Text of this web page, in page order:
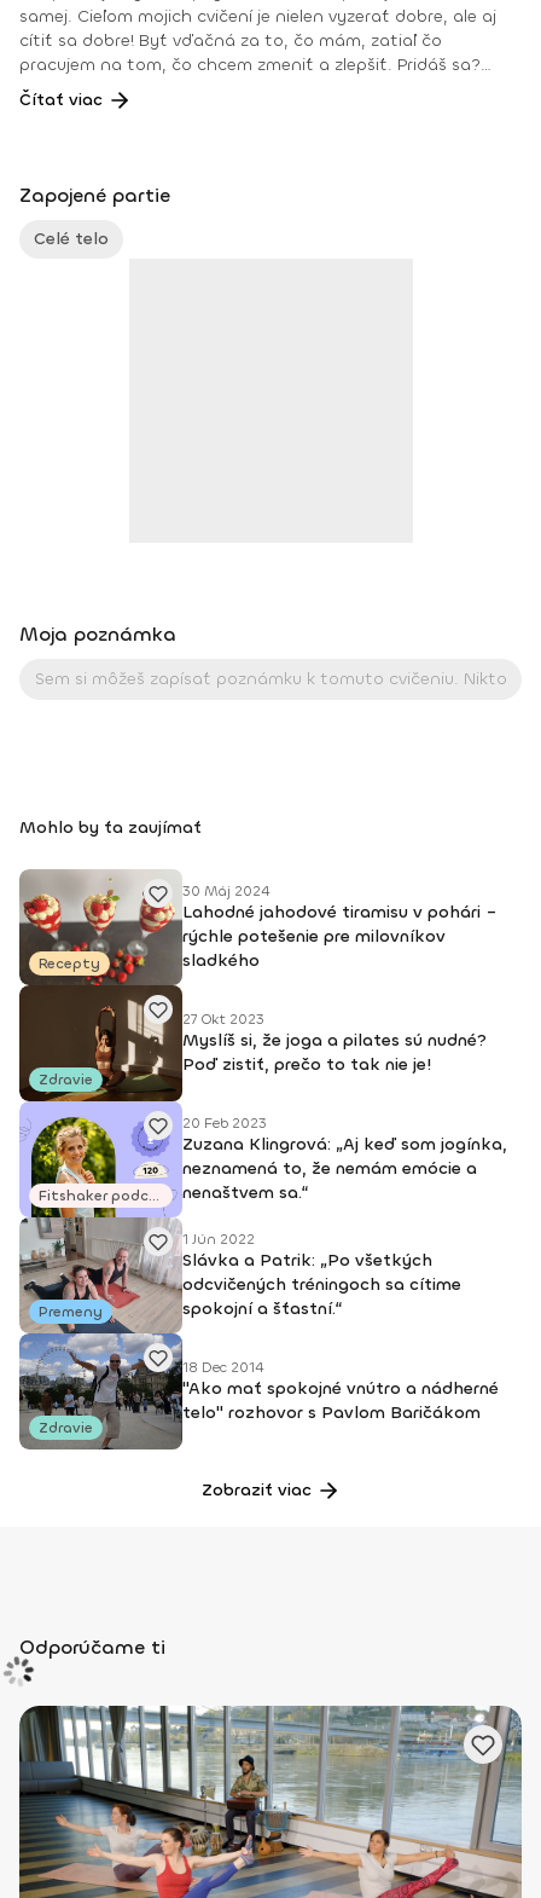
samej. Cieľom mojich cvičení je nielen vyzerať dobre, ale aj
cítiť sa dobre! Byť vďačná za to, čo mám, zatiaľ čo
pracujem na tom, čo chcem zmeniť a zlepšiť. Pridáš sa?
Teším sa na teba na online lekciách vo Fitshakeri, aj vo
Fitshaker podcaste! Taktiež osobne na mojich hodinách v
týchto stránkach: FB: www.facebook.com/flowandrea9 IG :
@andrea_mindfulflow Dosiahnuté vzdelanie: • Špecializačný
kurz Pilates inštruktor (FACE CZECH academy), Brno, 2013 •
Čítať viac
Zapojené partie
Celé telo
Moja poznámka
Mohlo by ťa zaujímať
Recepty
30 Máj 2024
Lahodné jahodové tiramisu v pohári –
rýchle potešenie pre milovníkov
sladkého
Zdravie
27 Okt 2023
Myslíš si, že joga a pilates sú nudné?
Poď zistiť, prečo to tak nie je!
Fitshaker podcasty
20 Feb 2023
Zuzana Klingrová: „Aj keď som jogínka,
neznamená to, že nemám emócie a
nenaštvem sa.“
Premeny
1 Jún 2022
Slávka a Patrik: „Po všetkých
odcvičených tréningoch sa cítime
spokojní a šťastní.“
Zdravie
18 Dec 2014
"Ako mať spokojné vnútro a nádherné
telo" rozhovor s Pavlom Baričákom
Zobraziť viac
Odporúčame ti